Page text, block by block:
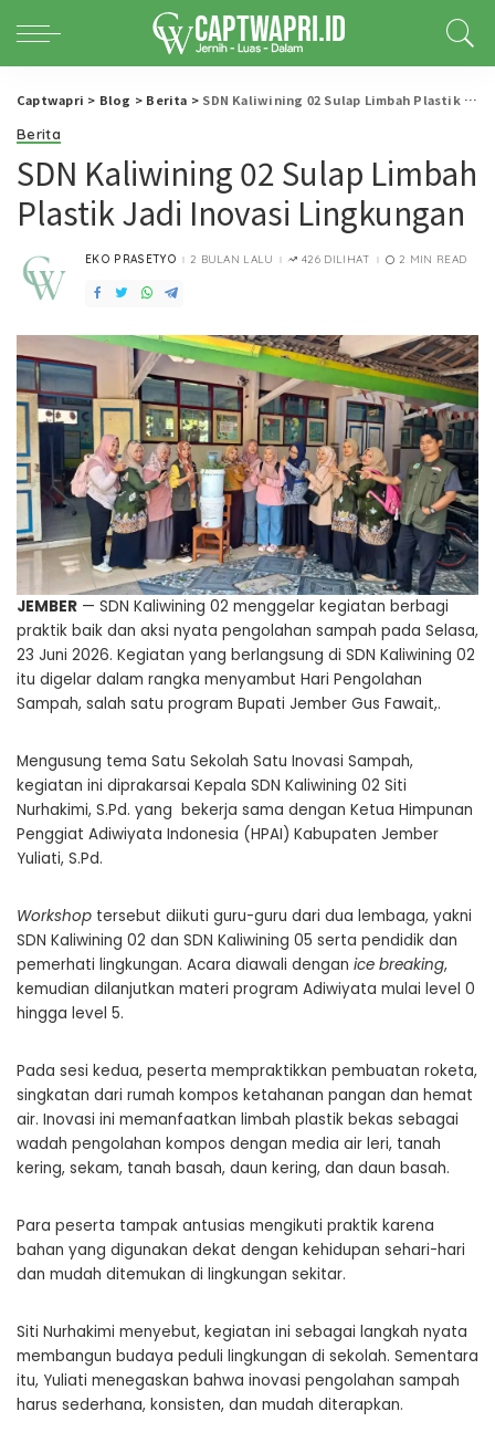
Captwapri > Blog > Berita > SDN Kaliwining 02 Sulap Limbah Plastik Jadi Inovasi Lingkungan
Berita
SDN Kaliwining 02 Sulap Limbah
Plastik Jadi Inovasi Lingkungan
POSTED
EKO PRASETYO 2 BULAN LALU 426 DILIHAT 2 MIN READ
JEMBER — SDN Kaliwining 02 menggelar kegiatan berbagi
praktik baik dan aksi nyata pengolahan sampah pada Selasa,
23 Juni 2026. Kegiatan yang berlangsung di SDN Kaliwining 02
itu digelar dalam rangka menyambut Hari Pengolahan
Sampah, salah satu program Bupati Jember Gus Fawait,.
Mengusung tema Satu Sekolah Satu Inovasi Sampah,
kegiatan ini diprakarsai Kepala SDN Kaliwining 02 Siti
Nurhakimi, S.Pd. yang bekerja sama dengan Ketua Himpunan
Penggiat Adiwiyata Indonesia (HPAI) Kabupaten Jember
Yuliati, S.Pd.
Workshop tersebut diikuti guru-guru dari dua lembaga, yakni
SDN Kaliwining 02 dan SDN Kaliwining 05 serta pendidik dan
pemerhati lingkungan. Acara diawali dengan ice breaking,
kemudian dilanjutkan materi program Adiwiyata mulai level 0
hingga level 5.
Pada sesi kedua, peserta mempraktikkan pembuatan roketa,
singkatan dari rumah kompos ketahanan pangan dan hemat
air. Inovasi ini memanfaatkan limbah plastik bekas sebagai
wadah pengolahan kompos dengan media air leri, tanah
kering, sekam, tanah basah, daun kering, dan daun basah.
Para peserta tampak antusias mengikuti praktik karena
bahan yang digunakan dekat dengan kehidupan sehari-hari
dan mudah ditemukan di lingkungan sekitar.
Siti Nurhakimi menyebut, kegiatan ini sebagai langkah nyata
membangun budaya peduli lingkungan di sekolah. Sementara
itu, Yuliati menegaskan bahwa inovasi pengolahan sampah
harus sederhana, konsisten, dan mudah diterapkan.